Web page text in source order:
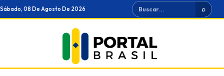
Ir
para
Sábado, 08 De Agosto De 2026 Buscar ⌕